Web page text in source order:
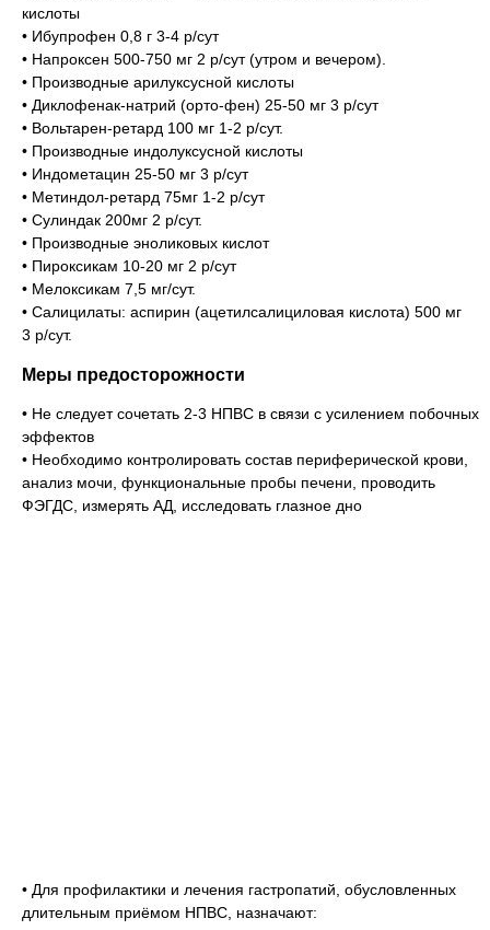
кислоты
• Ибупрофен 0,8 г 3-4 р/сут
• Напроксен 500-750 мг 2 р/сут (утром и вечером).
• Производные арилуксусной кислоты
• Диклофенак-натрий (орто-фен) 25-50 мг 3 р/сут
• Вольтарен-ретард 100 мг 1-2 р/сут.
• Производные индолуксусной кислоты
• Индометацин 25-50 мг 3 р/сут
• Метиндол-ретард 75мг 1-2 р/сут
• Сулиндак 200мг 2 р/сут.
• Производные эноликовых кислот
• Пироксикам 10-20 мг 2 р/сут
• Мелоксикам 7,5 мг/сут.
• Салицилаты: аспирин (ацетилсалициловая кислота) 500 мг
3 р/сут.
Меры предосторожности
• Не следует сочетать 2-3 НПВС в связи с усилением побочных
эффектов
• Необходимо контролировать состав периферической крови,
анализ мочи, функциональные пробы печени, проводить
ФЭГДС, измерять АД, исследовать глазное дно
• Для профилактики и лечения гастропатий, обусловленных
длительным приёмом НПВС, назначают: